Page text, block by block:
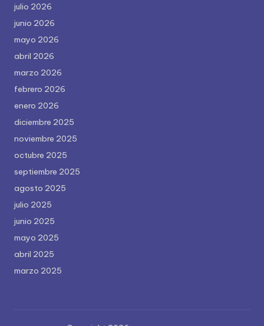
julio 2026
junio 2026
mayo 2026
abril 2026
marzo 2026
febrero 2026
enero 2026
diciembre 2025
noviembre 2025
octubre 2025
septiembre 2025
agosto 2025
julio 2025
junio 2025
mayo 2025
abril 2025
marzo 2025